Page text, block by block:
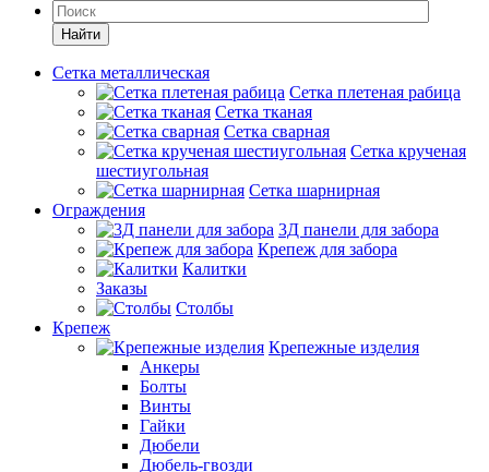
Найти
Сетка металлическая
Сетка плетеная рабица
Сетка тканая
Сетка сварная
Сетка крученая
шестиугольная
Сетка шарнирная
Ограждения
3Д панели для забора
Крепеж для забора
Калитки
Заказы
Столбы
Крепеж
Крепежные изделия
Анкеры
Болты
Винты
Гайки
Дюбели
Дюбель-гвозди